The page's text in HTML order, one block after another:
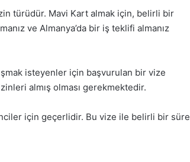
türüdür. Mavi Kart almak için, belirli bir
ve Almanya’da bir iş teklifi almanız
isteyenler için başvurulan bir vize
almış olması gerekmektedir.
için geçerlidir. Bu vize ile belirli bir süre